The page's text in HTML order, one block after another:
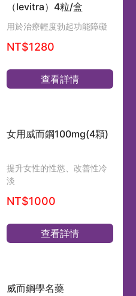
（levitra）4粒/盒
用於治療輕度勃起功能障礙
NT$1280
查看詳情
女用威而鋼100mg(4顆)
提升女性的性慾、改善性冷
淡
NT$1000
查看詳情
威而鋼學名藥